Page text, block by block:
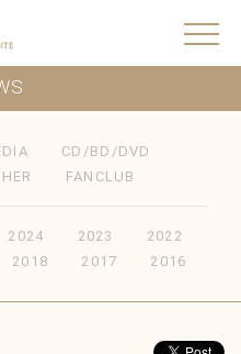
CD/BD/DVD
FANCLUB
2024 2023
2022
2018 2017 2016